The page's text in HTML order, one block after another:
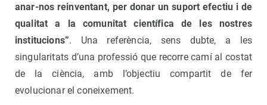
anar-nos reinventant, per donar un suport efectiu i de
qualitat a la comunitat científica de les nostres
institucions”. Una referència, sens dubte, a les
singularitats d’una professió que recorre camí al costat
de la ciència, amb l’objectiu compartit de fer
evolucionar el coneixement.